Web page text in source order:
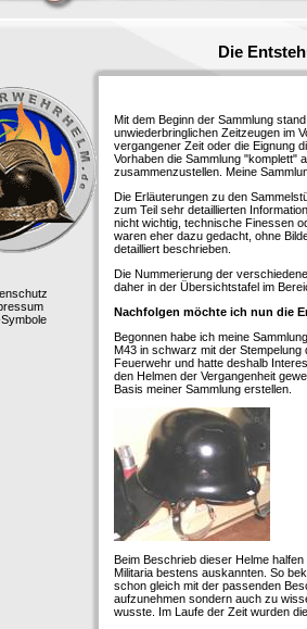
Die
Mit dem Beginn der Sammlung
unwiederbringlichen Zeitzeugen im
vergangener Zeit oder die Eignung
Vorhaben die Sammlung "komplett"
zusammenzustellen. Meine
Die Erläuterungen zu den
zum Teil sehr detaillierten
nicht wichtig, technische Finessen
waren eher dazu gedacht, ohne
detailliert beschrieben.
Die Nummerierung der
daher in der Übersichtstafel im
Nachfolgen möchte ich nun die
Begonnen habe ich meine
M43 in schwarz mit der Stempelung
Feuerwehr und hatte deshalb
den Helmen der Vergangenheit
Basis meiner Sammlung erstellen.
Beim Beschrieb dieser Helme
Militaria bestens auskannten. So
schon gleich mit der passenden
aufzunehmen sondern auch zu
wusste. Im Laufe der Zeit wurden